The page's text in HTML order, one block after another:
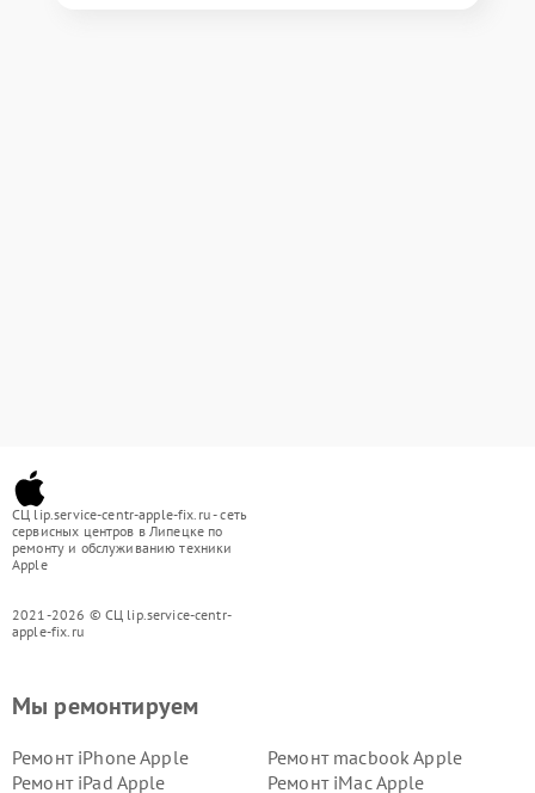
СЦ lip.service-centr-apple-fix.ru - сеть
сервисных центров в Липецке по
ремонту и обслуживанию техники
Apple
2021-2026 © СЦ lip.service-centr-
apple-fix.ru
Мы ремонтируем
Ремонт iPhone Apple
Ремонт macbook Apple
Ремонт iPad Apple
Ремонт iMac Apple